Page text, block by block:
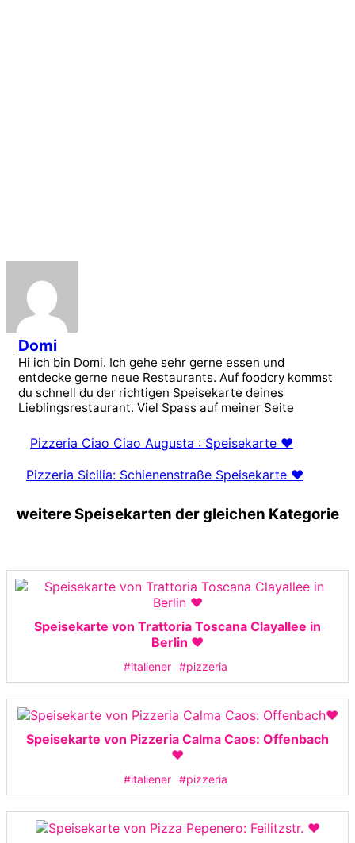
Domi
Hi ich bin Domi. Ich gehe sehr gerne essen und
entdecke gerne neue Restaurants. Auf foodcry kommst
du schnell du der richtigen Speisekarte deines
Lieblingsrestaurant. Viel Spass auf meiner Seite
Pizzeria Ciao Ciao Augusta : Speisekarte ❤️
Pizzeria Sicilia: Schienenstraße Speisekarte ❤️
weitere Speisekarten der gleichen Kategorie
Speisekarte von Trattoria Toscana Clayallee in
Berlin ❤️
#italiener #pizzeria
Speisekarte von Pizzeria Calma Caos: Offenbach
❤️
#italiener #pizzeria